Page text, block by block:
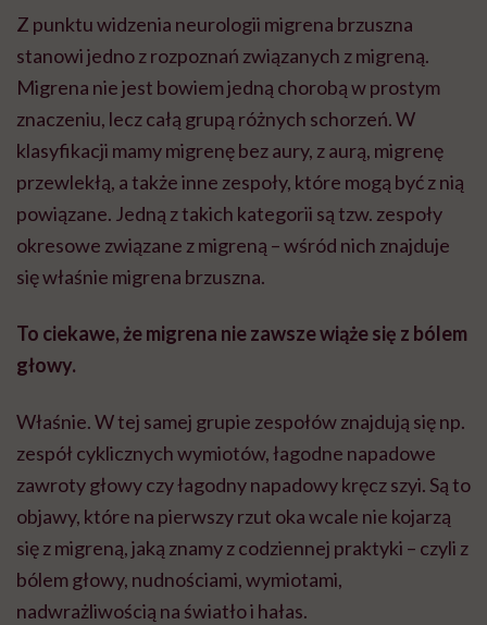
Z punktu widzenia neurologii migrena brzuszna
stanowi jedno z rozpoznań związanych z migreną.
Migrena nie jest bowiem jedną chorobą w prostym
znaczeniu, lecz całą grupą różnych schorzeń. W
klasyfikacji mamy migrenę bez aury, z aurą, migrenę
przewlekłą, a także inne zespoły, które mogą być z nią
powiązane. Jedną z takich kategorii są tzw. zespoły
okresowe związane z migreną – wśród nich znajduje
się właśnie migrena brzuszna.
To ciekawe, że migrena nie zawsze wiąże się z bólem
głowy.
Właśnie. W tej samej grupie zespołów znajdują się np.
zespół cyklicznych wymiotów, łagodne napadowe
zawroty głowy czy łagodny napadowy kręcz szyi. Są to
objawy, które na pierwszy rzut oka wcale nie kojarzą
się z migreną, jaką znamy z codziennej praktyki – czyli z
bólem głowy, nudnościami, wymiotami,
nadwrażliwością na światło i hałas.